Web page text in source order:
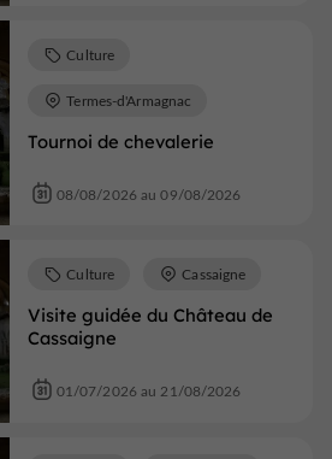
Tournoi de chevalerie
Culture
Termes-d'Armagnac
08/08/2026 au 09/08/2026
Visite guidée du Château de
Cassaigne
Culture Cassaigne
01/07/2026 au 21/08/2026